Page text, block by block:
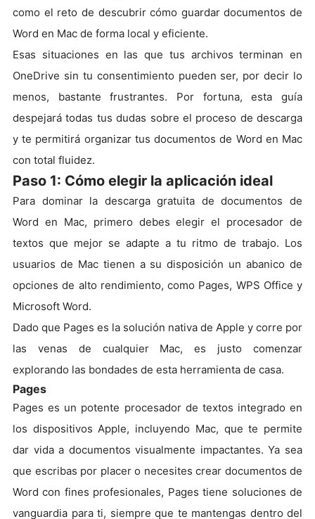
como el reto de descubrir cómo guardar documentos de
Word en Mac de forma local y eficiente.
Esas situaciones en las que tus archivos terminan en
OneDrive sin tu consentimiento pueden ser, por decir lo
menos, bastante frustrantes. Por fortuna, esta guía
despejará todas tus dudas sobre el proceso de descarga
y te permitirá organizar tus documentos de Word en Mac
con total fluidez.
Paso 1: Cómo elegir la aplicación ideal
Para dominar la descarga gratuita de documentos de
Word en Mac, primero debes elegir el procesador de
textos que mejor se adapte a tu ritmo de trabajo. Los
usuarios de Mac tienen a su disposición un abanico de
opciones de alto rendimiento, como Pages, WPS Office y
Microsoft Word.
Dado que Pages es la solución nativa de Apple y corre por
las venas de cualquier Mac, es justo comenzar
explorando las bondades de esta herramienta de casa.
Pages
Pages es un potente procesador de textos integrado en
los dispositivos Apple, incluyendo Mac, que te permite
dar vida a documentos visualmente impactantes. Ya sea
que escribas por placer o necesites crear documentos de
Word con fines profesionales, Pages tiene soluciones de
vanguardia para ti, siempre que te mantengas dentro del